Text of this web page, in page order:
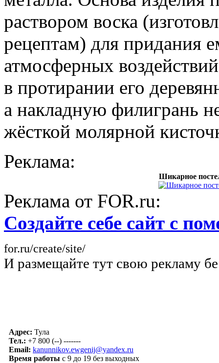
раствором воска
рецептам) для придания
атмосферных
в протирании его
а накладную филигрань
жёсткой молярной
Реклама:
Шикарное
Реклама от FOR.ru:
Создайте себе сайт с
for.ru/create/site/
И размещайте тут свою рекламу
Адрес: Тула
Тел.: +7 800 (--) -------
Email: kanunnikov.ewgenij@yandex.ru
Время работы с 9 до 19 без выходных